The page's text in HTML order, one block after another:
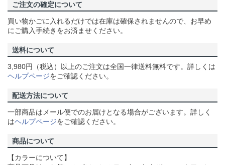
ご注文の確定について
買い物かごに入れるだけでは在庫は確保されませんので、お早め
にご購入手続きをお済ませください。
送料について
3,980円（税込）以上のご注文は全国一律送料無料です。詳しくは
ヘルプページをご確認ください。
配送方法について
一部商品はメール便でのお届けとなる場合がございます。詳しく
はヘルプページをご確認ください。
商品について
【カラーについて】